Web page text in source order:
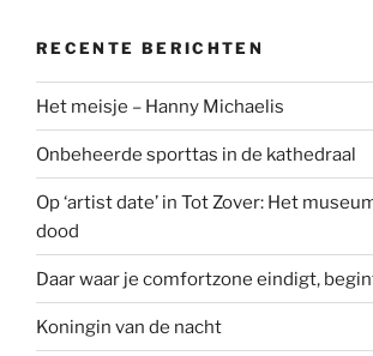
RECENTE BERICHTEN
Het meisje – Hanny Michaelis
Onbeheerde sporttas in de kathedraal
Op ‘artist date’ in Tot Zover: Het
dood
Daar waar je comfortzone eindigt,
Koningin van de nacht